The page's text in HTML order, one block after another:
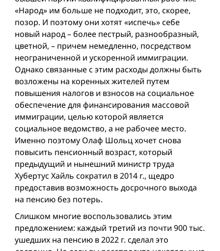
«Народ» им больше не подходит, это, скорее,
позор. И поэтому они хотят «испечь» себе
новый народ – более пестрый, разнообразный,
цветной, – причем немедленно, посредством
неограниченной и ускоренной иммиграции.
Однако связанные с этим расходы должны быть
возложены на коренных жителей путем
повышения налогов и взносов на социальное
обеспечение для финансирования массовой
иммиграции, целью которой является
социальное ведомство, а не рабочее место.
Именно поэтому Олаф Шольц хочет снова
повысить пенсионный возраст, который
предыдущий и нынешний министр труда
Хубертус Хайль сократил в 2014 г., щедро
предоставив возможность досрочного выхода
на пенсию без потерь.
Слишком многие воспользовались этим
предложением: каждый третий из почти 900 тыс.
ушедших на пенсию в 2022 г. сделал это